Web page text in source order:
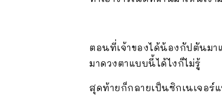
ตอนที่เจ้าของได้น้องกัปตันม
มาดวงตาแบบนี้ได้ไงก็ไม่รู้
สุดท้ายก็กลายเป็นซิกเนเจอร์